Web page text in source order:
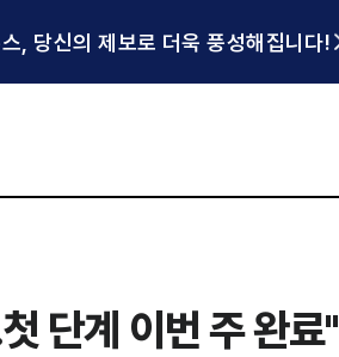
, 당신의 제보로 더욱 풍성해집니다!
단계 이번 주 완료"